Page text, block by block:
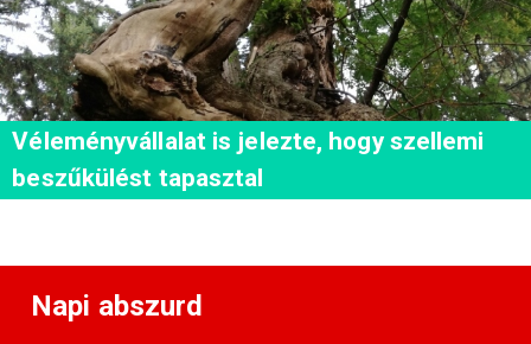
Véleményvállalat is jelezte, hogy szellemi
beszűkülést tapasztal
Napi abszurd